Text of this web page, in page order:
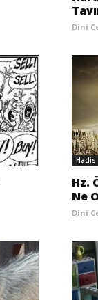
Dini
Hadis
Hz.
Ne
Dini